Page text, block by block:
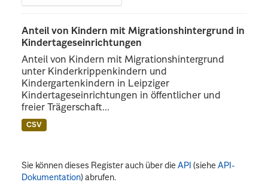
Anteil von Kindern mit Migrationshintergrund in
Kindertageseinrichtungen
Anteil von Kindern mit Migrationshintergrund
unter Kinderkrippenkindern und
Kindergartenkindern in Leipziger
Kindertageseinrichtungen in öffentlicher und
freier Trägerschaft...
CSV
Sie können dieses Register auch über dieAPI (sieheAPI-
Dokumentation) abrufen.